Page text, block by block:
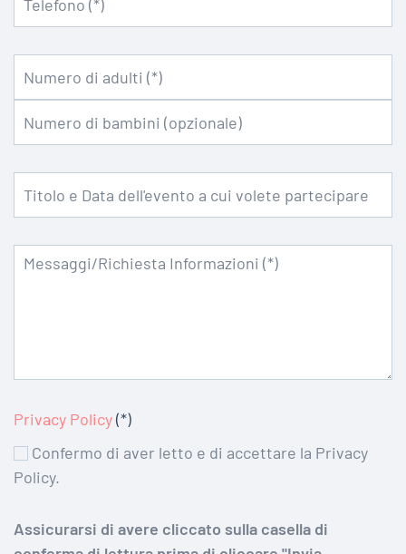
Privacy Policy(*)
Policy.
Assicurarsi di avere cliccato sulla casella di